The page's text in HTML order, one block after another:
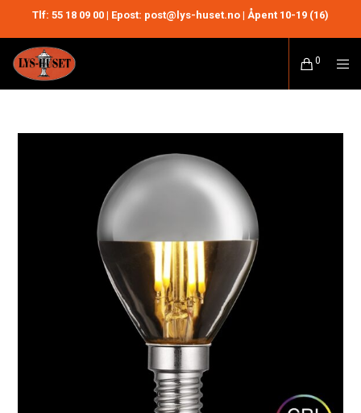
Tlf: 55 18 09 00 | Epost: post@lys-huset.no | Åpent 10-19 (16)
0